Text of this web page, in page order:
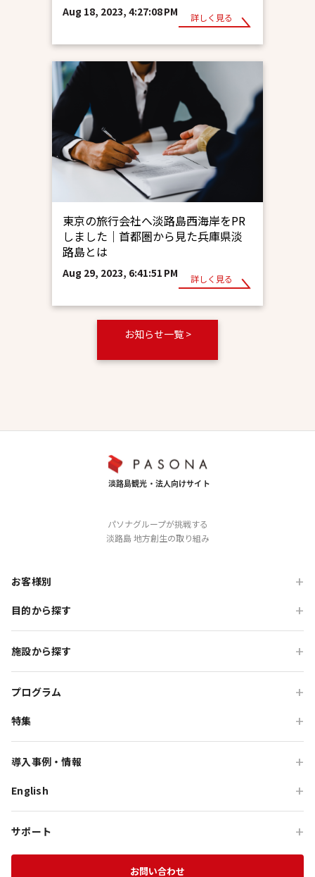
Aug 18, 2023, 4:27:08 PM 詳しく見る
東京の旅行会社へ淡路島西海岸をPR
しました｜首都圏から見た兵庫県淡
路島とは
Aug 29, 2023, 6:41:51 PM 詳しく見る
お知らせ一覧 >
パソナグループが挑戦する
淡路島 地方創生の取り組み
お客様別
旅行会社の方
自治体・行政の方
目的から探す
研修・チームビルディング
インセンティブ・ご招待
高付加価値観光
貸切・イベント会場利用
教育旅行
施設から探す
オーシャンテラス
青海波
HELLO KITTY SMILE
HELLO KITTY SHOW BOX
プログラム
団体体験プログラム
団体貸切プログラム
団体食事プログラム
団体教育プログラム
特集
チームビルディング特集
インセンティブ旅行特集
導入事例・情報
旅行会社向け事例
English
サポート
お問い合わせ